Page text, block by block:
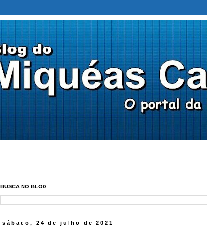
BUSCA NO BLOG
sábado, 24 de julho de 2021